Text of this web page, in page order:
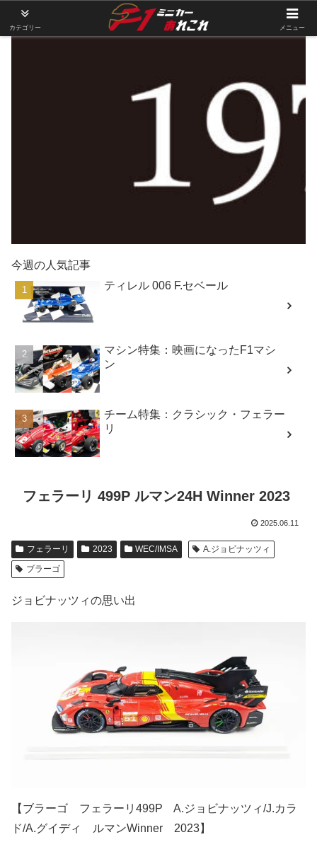
今週の人気記事
ティレル 006 F.セベール
マシン特集：映画になったF1マシ
ン
チーム特集：クラシック・フェラー
リ
フェラーリ 499P ルマン24H Winner 2023
2025.06.11
フェラーリ 2023 WEC/IMSA
A.ジョビナッツィ
ブラーゴ
ジョビナッツィの思い出
【ブラーゴ フェラーリ499P A.ジョビナッツィ/J.カラ
ド/A.グイディ ルマンWinner 2023】
カテゴリー メニュー